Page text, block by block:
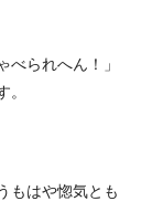
られへん！」
もはや惚気とも